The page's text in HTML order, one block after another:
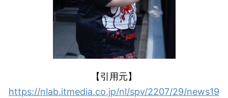
【引用元】
https://nlab.itmedia.co.jp/nl/spv/2207/29/news19